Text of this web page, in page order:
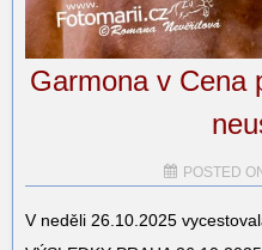
Garmona v Cena
POSTED
V neděli 26.10.2025